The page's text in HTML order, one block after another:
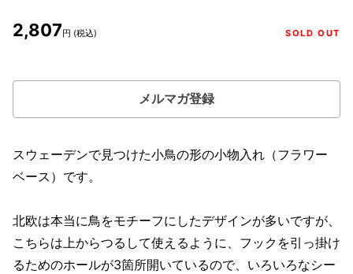
2,807円 (税込) SOLD OUT
メルマガ登録
スウェーデンで見つけた小鳥の形の小物入れ（フラワー
ベース）です。
北欧は本当に鳥をモチーフにしたデザインが多いですが、
こちらは上からつるして使えるように、フックを引っ掛け
るためのホールが3箇所開いているので、いろいろなシー